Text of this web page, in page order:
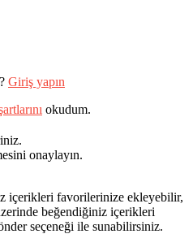
Giriş yapın
okudum.
onaylayın.
içerikleri favorilerinize ekleyebilir,
beğendiğiniz içerikleri
seçeneği ile sunabilirsiniz.